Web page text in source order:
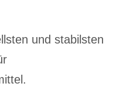
und stabilsten